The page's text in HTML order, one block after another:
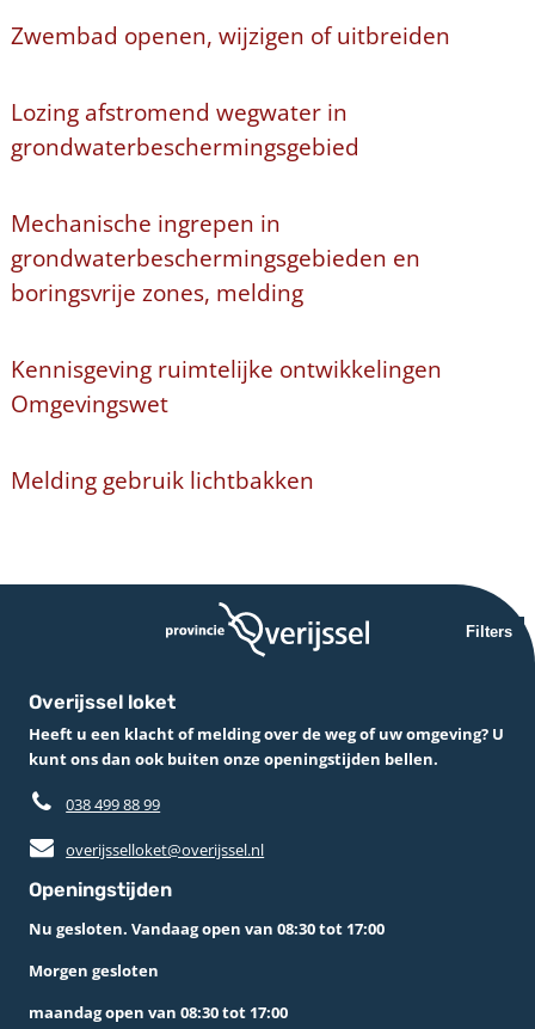
Zwembad openen, wijzigen of uitbreiden
Lozing afstromend wegwater in
grondwaterbeschermingsgebied
Mechanische ingrepen in
grondwaterbeschermingsgebieden en
boringsvrije zones, melding
Kennisgeving ruimtelijke ontwikkelingen
Omgevingswet
Melding gebruik lichtbakken
Filters
Overijssel loket
Heeft u een klacht of melding over de weg of uw omgeving? U
kunt ons dan ook buiten onze openingstijden bellen.
038 499 88 99
overijsselloket@overijssel.nl
Openingstijden
Nu gesloten. Vandaag open van 08:30 tot 17:00
Morgen gesloten
maandag open van 08:30 tot 17:00